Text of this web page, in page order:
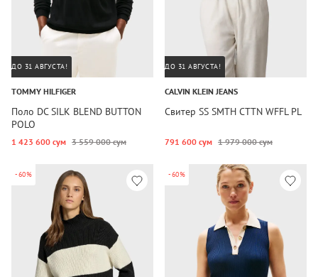
ДО 31 АВГУСТА!
TOMMY HILFIGER
Поло DC SILK BLEND BUTTON
POLO
1 423 600 сум 3 559 000 сум
ДО 31 АВГУСТА!
CALVIN KLEIN JEANS
Свитер SS SMTH CTTN WFFL PL
791 600 сум 1 979 000 сум
-60% -60%